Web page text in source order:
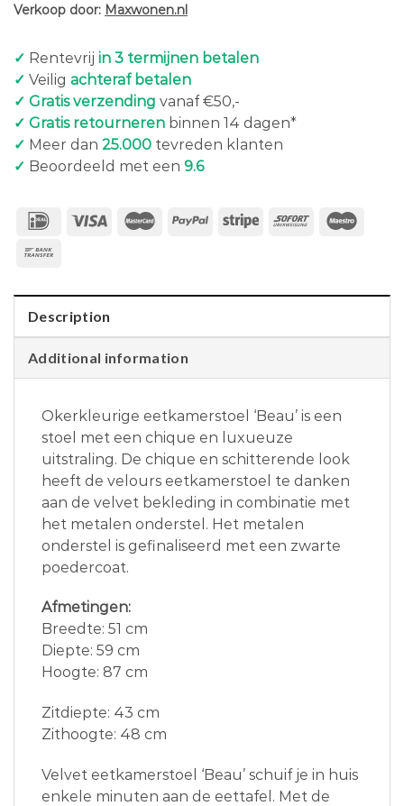
Verkoop door: Maxwonen.nl
✓ Rentevrij in 3 termijnen betalen
✓ Veilig achteraf betalen
✓ Gratis verzending vanaf €50,-
✓ Gratis retourneren binnen 14 dagen*
✓ Meer dan 25.000 tevreden klanten
✓ Beoordeeld met een 9.6
Description
Additional information
Okerkleurige eetkamerstoel ‘Beau’ is een
stoel met een chique en luxueuze
uitstraling. De chique en schitterende look
heeft de velours eetkamerstoel te danken
aan de velvet bekleding in combinatie met
het metalen onderstel. Het metalen
onderstel is gefinaliseerd met een zwarte
poedercoat.
Afmetingen:
Breedte: 51 cm
Diepte: 59 cm
Hoogte: 87 cm
Zitdiepte: 43 cm
Zithoogte: 48 cm
Velvet eetkamerstoel ‘Beau’ schuif je in huis
enkele minuten aan de eettafel. Met de